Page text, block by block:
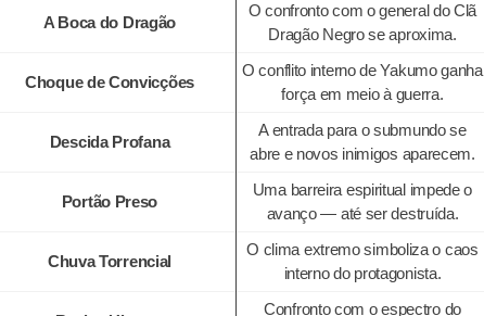
A Boca do Dragão
O confronto com o general do Clã
Dragão Negro se aproxima.
Choque de Convicções
O conflito interno de Yakumo ganha
força em meio à guerra.
Descida Profana
A entrada para o submundo se
abre e novos inimigos aparecem.
Portão Preso
Uma barreira espiritual impede o
avanço — até ser destruída.
Chuva Torrencial
O clima extremo simboliza o caos
interno do protagonista.
Confronto com o espectro do